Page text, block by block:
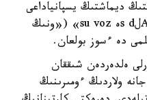
ديماشتىڭ يسپانياداعى
جانكۇيەرلەرىنە ارنالعان «Al compلs dە su voz» («ونىڭ
دە ءسوز بولعان.
ەلدەردەن شىققان
ولاردىڭ ءومىرىنىڭ